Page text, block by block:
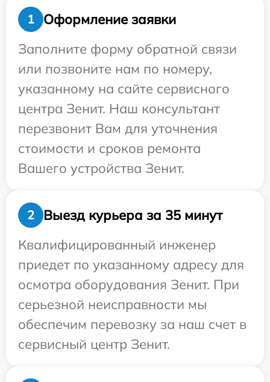
1
Оформление заявки
Заполните форму обратной связи
или позвоните нам по номеру,
указанному на сайте сервисного
центра Зенит. Наш консультант
перезвонит Вам для уточнения
стоимости и сроков ремонта
Вашего устройства Зенит.
2
Выезд курьера за 35 минут
Квалифицированный инженер
приедет по указанному адресу для
осмотра оборудования Зенит. При
серьезной неисправности мы
обеспечим перевозку за наш счет в
сервисный центр Зенит.